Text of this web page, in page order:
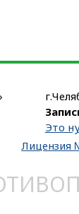
Это
Лицензия